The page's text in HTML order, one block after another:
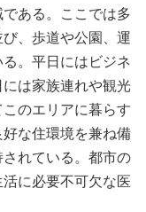
ある。 ここでは多
、歩道や公園、運
。平日にはビジネ
は家族連れや観光
のエリアに暮らす
な住環境を兼ね備
れている。都市の
に必要不可欠な医